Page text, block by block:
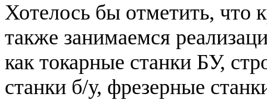
Хотелось бы отметить, что
также занимаемся
как токарные станки БУ,
станки б/у, фрезерные